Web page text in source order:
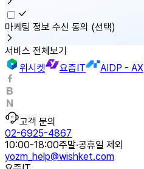
마케팅 정보 수신 동의 (선택)
서비스 전체보기
위시켓
요즘IT AIDP - AX
고객 문의
02-6925-4867
10:00-18:00주말·공휴일 제외
yozm_help@wishket.com